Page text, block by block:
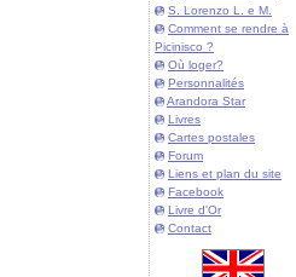
S. Lorenzo L. e M.
Comment se rendre à
Picinisco ?
Où loger?
Personnalités
Arandora Star
Livres
Cartes postales
Forum
Liens et plan du site
Facebook
Livre d'Or
Contact